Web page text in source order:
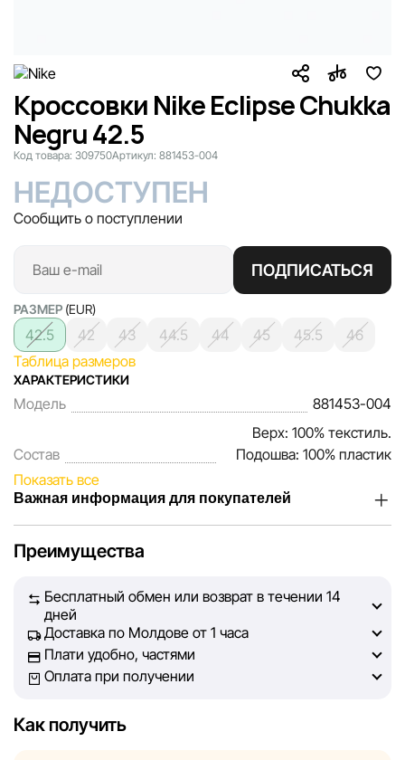
Кроссовки Nike Eclipse Chukka
Negru 42.5
Код товара: 309750Артикул: 881453-004
НЕДОСТУПЕН
Сообщить о поступлении
ПОДПИСАТЬСЯ
РАЗМЕР (EUR)
42.5 42 43 44.5 44 45 45.5
46
Таблица размеров
ХАРАКТЕРИСТИКИ
Модель 881453-004
Состав
Верх: 100% текстиль.
Подошва: 100% пластик
Показать все
Важная информация для покупателей
наших покупателей. Каждый день мы работаем над тем,
на сайте, была максимально полной, объективной и
актуальной. Наша цель — обеспечить вас достоверной
информацией, чтобы вы смогли принять лучшее
решение о покупке.
не может гарантировать абсолютную точность всех
Преимущества
Бесплатный обмен или возврат в течении 14
дней
Доставка по Молдове от 1 часа
Плати удобно, частями
Оплата при получении
Как получить